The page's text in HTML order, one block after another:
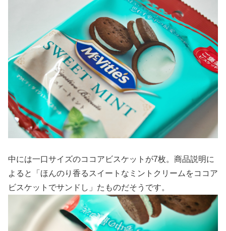
中には一口サイズのココアビスケットが7枚。商品説明に
よると「ほんのり香るスイートなミントクリームをココア
ビスケットでサンドし」たものだそうです。